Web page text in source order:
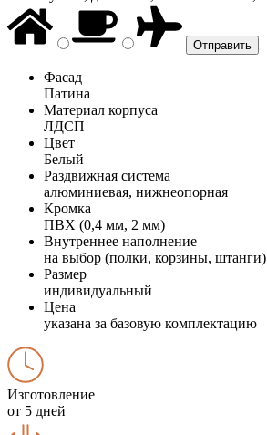
Фасад
Патина
Материал корпуса
ЛДСП
Цвет
Белый
Раздвижная система
алюминиевая, нижнеопорная
Кромка
ПВХ (0,4 мм, 2 мм)
Внутреннее наполнение
на выбор (полки, корзины, штанги)
Размер
индивидуальный
Цена
указана за базовую комплектацию
Изготовление
от 5 дней